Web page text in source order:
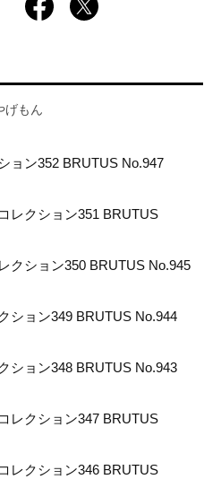
げもん
ョン352 BRUTUS No.947
レクション351 BRUTUS
クション350 BRUTUS No.945
ション349 BRUTUS No.944
ション348 BRUTUS No.943
レクション347 BRUTUS
レクション346 BRUTUS